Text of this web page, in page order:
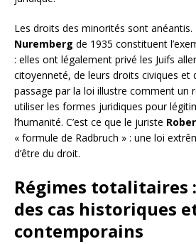
Les droits des minorités sont anéantis.
Nuremberg de 1935 constituent
: elles ont légalement privé les Juifs
citoyenneté, de leurs droits civiques et
passage par la loi illustre comment un
utiliser les formes juridiques pour
l’humanité. C’est ce que le juriste
« formule de Radbruch » : une loi
d’être du droit.
Régimes totalitaires
des cas historiques
contemporains